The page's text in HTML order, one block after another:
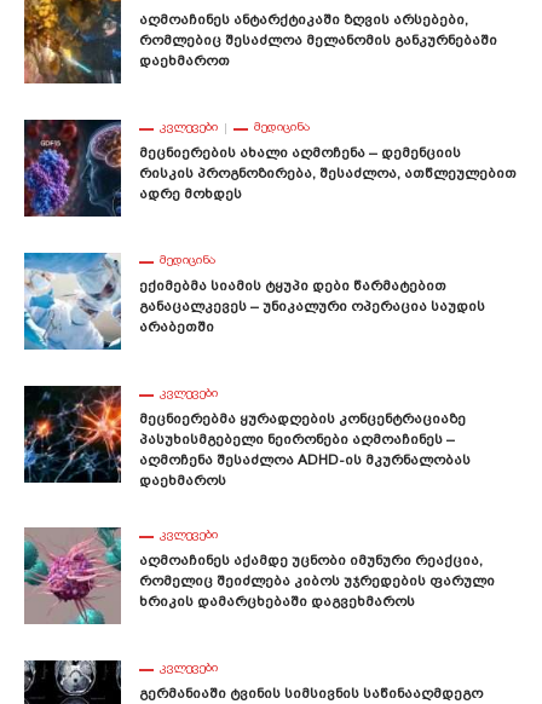
Აღმოაჩინეს Ანტარქტიკაში Ზღვის Არსებები,
Რომლებიც Შესაძლოა Მელანომის Განკურნებაში
Დაეხმაროთ
ᲙᲕᲚᲔᲕᲔᲑᲘ ᲛᲔᲓᲘᲪᲘᲜᲐ
Მეცნიერების Ახალი Აღმოჩენა – Დემენციის
Რისკის Პროგნოზირება, Შესაძლოა, Ათწლეულებით
Ადრე Მოხდეს
ᲛᲔᲓᲘᲪᲘᲜᲐ
Ექიმებმა Სიამის Ტყუპი Დები Წარმატებით
Განაცალკევეს – Უნიკალური Ოპერაცია Საუდის
Არაბეთში
ᲙᲕᲚᲔᲕᲔᲑᲘ
Მეცნიერებმა Ყურადღების Კონცენტრაციაზე
Პასუხისმგებელი Ნეირონები Აღმოაჩინეს –
Აღმოჩენა Შესაძლოა ADHD-Ის Მკურნალობას
Დაეხმაროს
ᲙᲕᲚᲔᲕᲔᲑᲘ
Აღმოაჩინეს Აქამდე Უცნობი Იმუნური Რეაქცია,
Რომელიც Შეიძლება Კიბოს Უჯრედების Ფარული
Ხრიკის Დამარცხებაში Დაგვეხმაროს
ᲙᲕᲚᲔᲕᲔᲑᲘ
Გერმანიაში Ტვინის Სიმსივნის Საწინააღმდეგო